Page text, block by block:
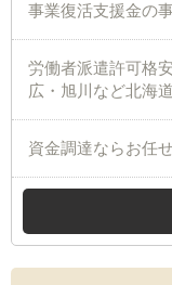
事業復活支援金の
労働者派遣許可格
広・旭川など北海
資金調達ならお